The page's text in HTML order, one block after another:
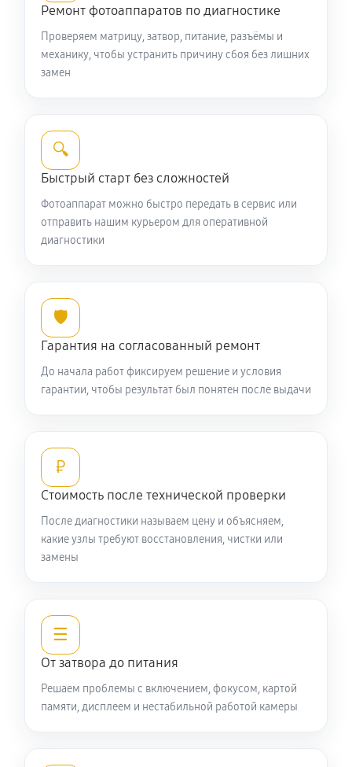
1870 руб 60 минут
Программный ремонт фотоаппарата Nikon Coolpix
3190 руб 60 минут
Ремонт фотоаппаратов по диагностике
Проверяем матрицу, затвор, питание, разъёмы и
механику, чтобы устранить причину сбоя без лишних
замен
🔍
Быстрый старт без сложностей
Фотоаппарат можно быстро передать в сервис или
отправить нашим курьером для оперативной
диагностики
🛡️
Гарантия на согласованный ремонт
До начала работ фиксируем решение и условия
гарантии, чтобы результат был понятен после выдачи
₽
Стоимость после технической проверки
После диагностики называем цену и объясняем,
какие узлы требуют восстановления, чистки или
замены
☰
От затвора до питания
Решаем проблемы с включением, фокусом, картой
памяти, дисплеем и нестабильной работой камеры